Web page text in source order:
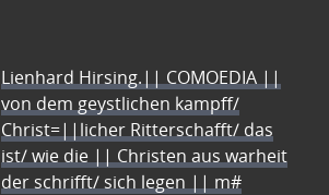
Lienhard Hirsing.|| COMOEDIA ||
von dem geystlichen kampff/
Christ=||licher Ritterschafft/ das
ist/ wie die || Christen aus warheit
der schrifft/ sich legen || m#